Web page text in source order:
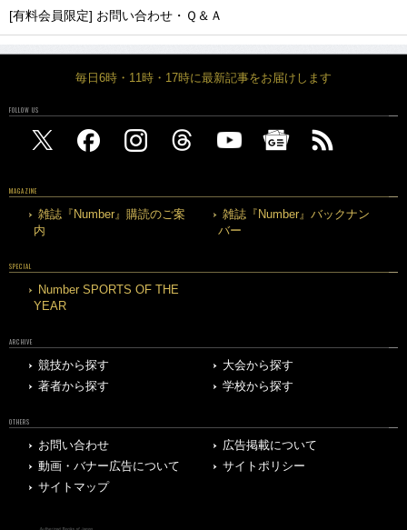
[有料会員限定] お問い合わせ・Ｑ＆Ａ
毎日6時・11時・17時に最新記事をお届けします
FOLLOW US
MAGAZINE
雑誌『Number』購読のご案
内
雑誌『Number』バックナン
バー
SPECIAL
Number SPORTS OF THE
YEAR
ARCHIVE
競技から探す
大会から探す
著者から探す
学校から探す
OTHERS
お問い合わせ
広告掲載について
動画・バナー広告について
サイトポリシー
サイトマップ